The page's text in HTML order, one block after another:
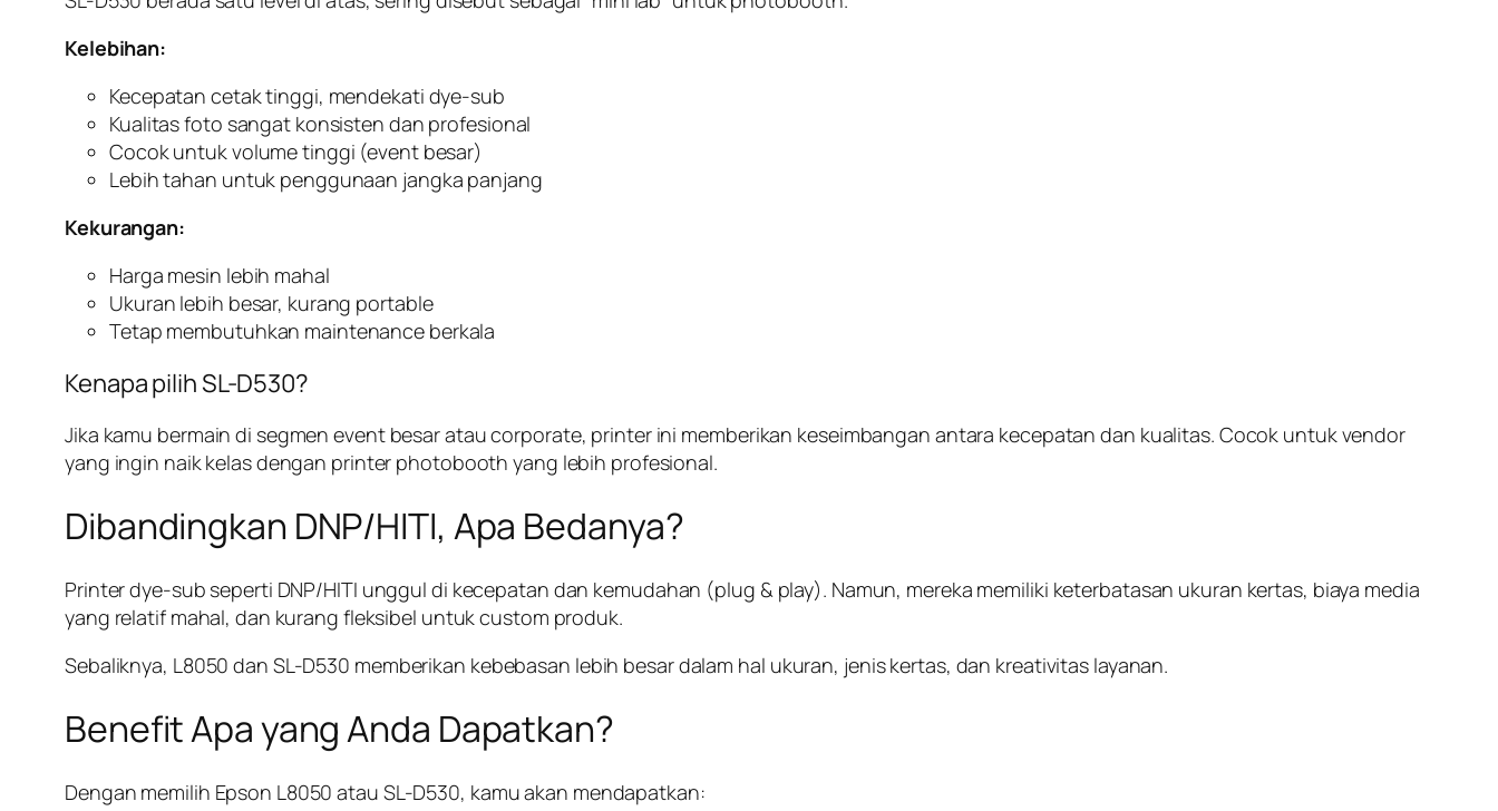
Kelebihan:
Kecepatan cetak tinggi, mendekati dye-sub
Kualitas foto sangat konsisten dan profesional
Cocok untuk volume tinggi (event besar)
Lebih tahan untuk penggunaan jangka panjang
Kekurangan:
Harga mesin lebih mahal
Ukuran lebih besar, kurang portable
Tetap membutuhkan maintenance berkala
Kenapa pilih SL-D530?
Jika kamu bermain di segmen event besar atau corporate, printer ini memberikan keseimbangan antara kecepatan dan kualitas. Cocok untuk vendor
yang ingin naik kelas dengan printer photobooth yang lebih profesional.
Dibandingkan DNP/HITI, Apa Bedanya?
Printer dye-sub seperti DNP/HITI unggul di kecepatan dan kemudahan (plug & play). Namun, mereka memiliki keterbatasan ukuran kertas, biaya media
yang relatif mahal, dan kurang fleksibel untuk custom produk.
Sebaliknya, L8050 dan SL-D530 memberikan kebebasan lebih besar dalam hal ukuran, jenis kertas, dan kreativitas layanan.
Benefit Apa yang Anda Dapatkan?
Dengan memilih Epson L8050 atau SL-D530, kamu akan mendapatkan: